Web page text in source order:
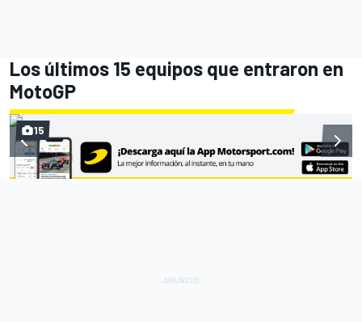
Los últimos 15 equipos que entraron en
MotoGP
15